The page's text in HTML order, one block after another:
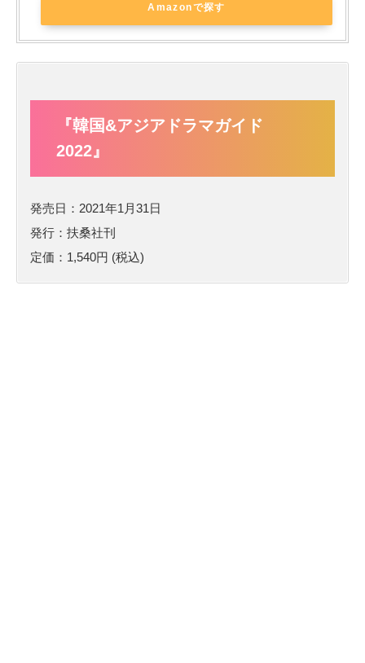
Amazonで探す
『韓国&アジアドラマガイド
2022』
発売日：2021年1月31日
発行：扶桑社刊
定価：1,540円 (税込)